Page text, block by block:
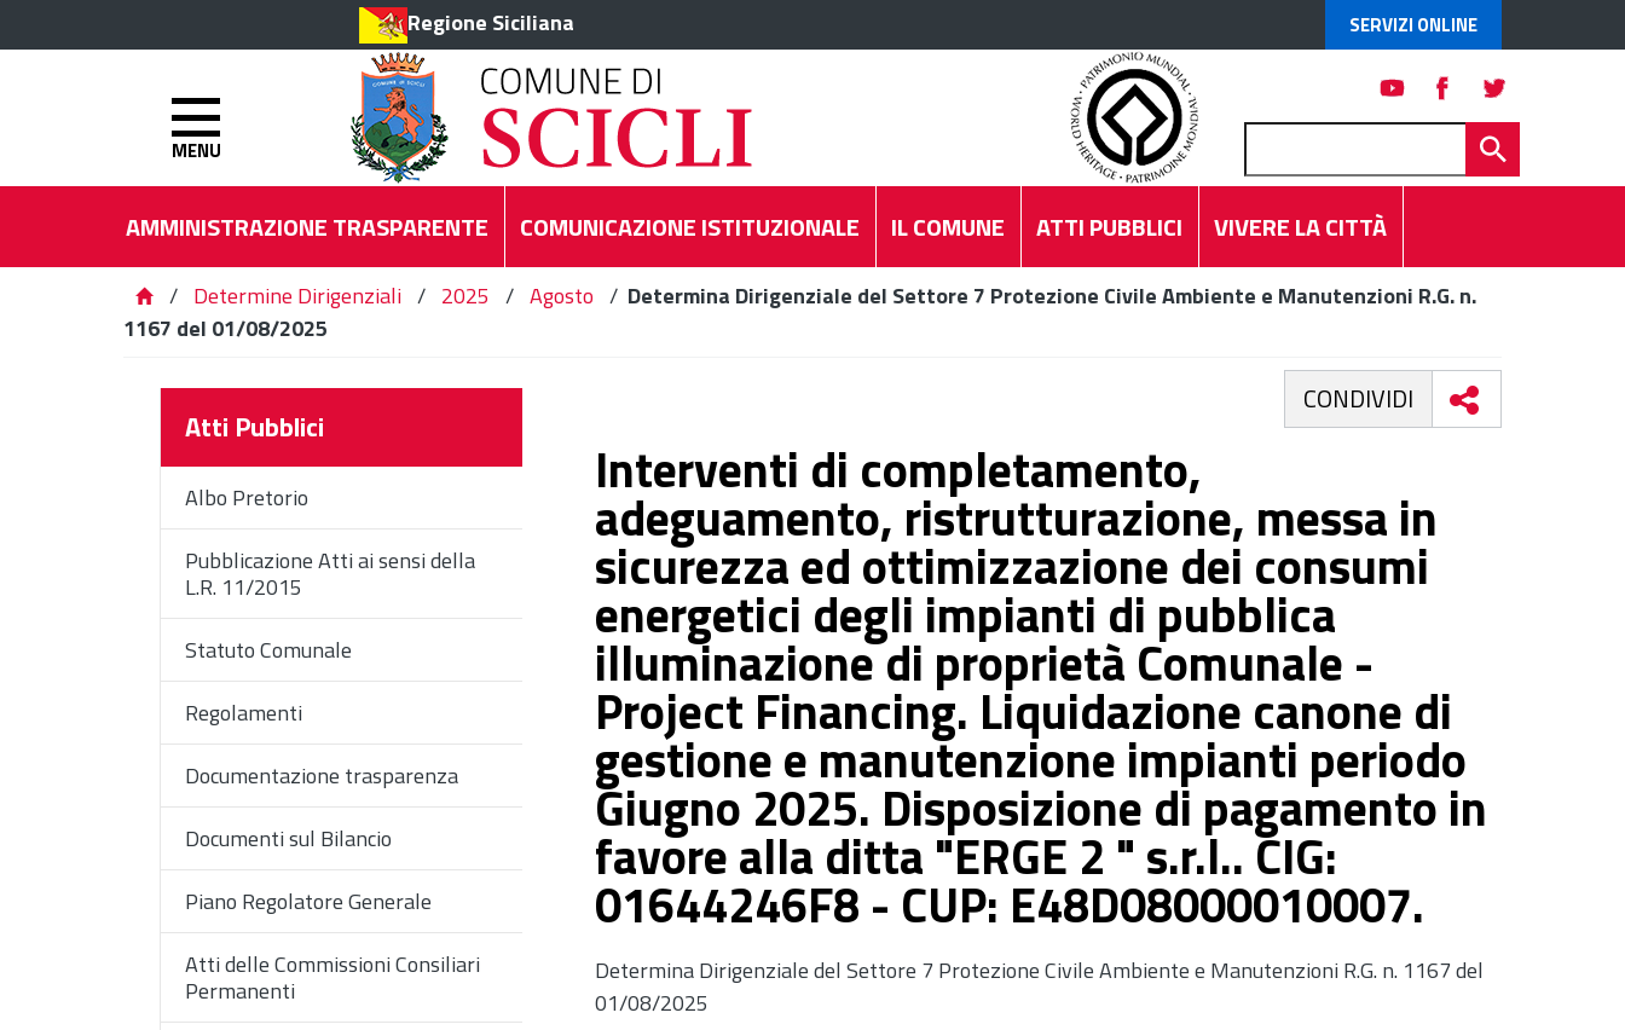
Regione Siciliana SERVIZI ONLINE
MENU
AMMINISTRAZIONE TRASPARENTE COMUNICAZIONE ISTITUZIONALE IL COMUNE ATTI PUBBLICI VIVERE LA CITTÀ
/ Determine Dirigenziali / 2025 / Agosto / Determina Dirigenziale del Settore 7 Protezione Civile Ambiente e Manutenzioni R.G. n.
1167 del 01/08/2025
Atti Pubblici
Albo Pretorio
Pubblicazione Atti ai sensi della
L.R. 11/2015
Statuto Comunale
Regolamenti
Documentazione trasparenza
Documenti sul Bilancio
Piano Regolatore Generale
Atti delle Commissioni Consiliari
Permanenti
CONDIVIDI
Interventi di completamento,
adeguamento, ristrutturazione, messa in
sicurezza ed ottimizzazione dei consumi
energetici degli impianti di pubblica
illuminazione di proprietà Comunale -
Project Financing. Liquidazione canone di
gestione e manutenzione impianti periodo
Giugno 2025. Disposizione di pagamento in
favore alla ditta "ERGE 2 " s.r.l.. CIG:
01644246F8 - CUP: E48D08000010007.
Determina Dirigenziale del Settore 7 Protezione Civile Ambiente e Manutenzioni R.G. n. 1167 del
01/08/2025